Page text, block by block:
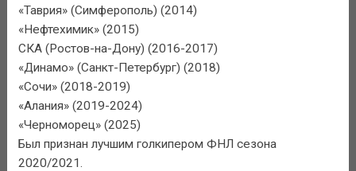
«Таврия» (Симферополь) (2014)
«Нефтехимик» (2015)
СКА (Ростов-на-Дону) (2016-2017)
«Динамо» (Санкт-Петербург) (2018)
«Сочи» (2018-2019)
«Алания» (2019-2024)
«Черноморец» (2025)
Был признан лучшим голкипером ФНЛ сезона
2020/2021.